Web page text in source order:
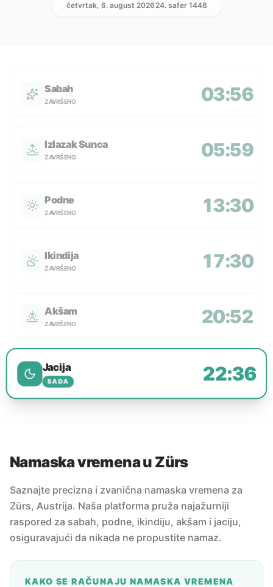
četvrtak, 6. august 202624. safer 1448
Sabah
ZAVRŠENO 03:56
Izlazak Sunca
ZAVRŠENO 05:59
Podne
ZAVRŠENO 13:30
Ikindija
ZAVRŠENO 17:30
Akšam
ZAVRŠENO 20:52
Jacija
SADA 22:36
Namaska vremena u Zürs
Saznajte precizna i zvanična namaska vremena za
Zürs, Austrija. Naša platforma pruža najažurniji
raspored za sabah, podne, ikindiju, akšam i jaciju,
osiguravajući da nikada ne propustite namaz.
KAKO SE RAČUNAJU NAMASKA VREMENA